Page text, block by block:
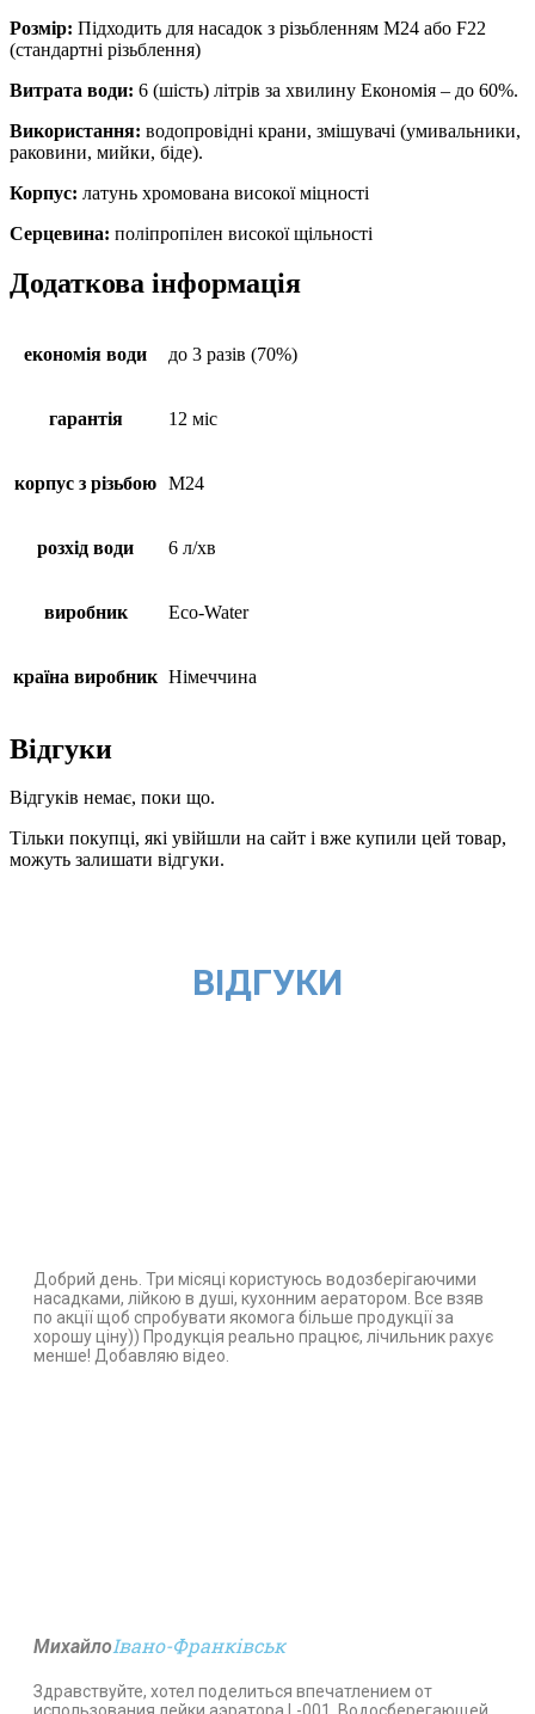
Розмір: Підходить для насадок з різьбленням M24 або F22
(стандартні різьблення)
Витрата води: 6 (шість) літрів за хвилину Економія – до 60%.
Використання: водопровідні крани, змішувачі (умивальники,
раковини, мийки, біде).
Корпус: латунь хромована високої міцності
Серцевина: поліпропілен високої щільності
Додаткова інформація
економія води до 3 разів (70%)
гарантія 12 міс
корпус з різьбою М24
розхід води 6 л/хв
виробник Eco-Water
країна виробник Німеччина
Відгуки
Відгуків немає, поки що.
Тільки покупці, які увійшли на сайт і вже купили цей товар,
можуть залишати відгуки.
ВІДГУКИ
Добрий день. Три місяці користуюсь водозберігаючими
насадками, лійкою в душі, кухонним аератором. Все взяв
по акції щоб спробувати якомога більше продукції за
хорошу ціну)) Продукція реально працює, лічильник рахує
менше! Добавляю відео.
МихайлоІвано-Франківськ
Здравствуйте, хотел поделиться впечатлением от
использования лейки аэратора L-001, Водосберегающей